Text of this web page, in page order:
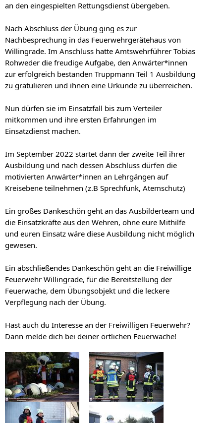
an den eingespielten Rettungsdienst übergeben.
Nach Abschluss der Übung ging es zur
Nachbesprechung in das Feuerwehrgerätehaus von
Willingrade. Im Anschluss hatte Amtswehrführer Tobias
Rohweder die freudige Aufgabe, den Anwärter*innen
zur erfolgreich bestanden Truppmann Teil 1 Ausbildung
zu gratulieren und ihnen eine Urkunde zu überreichen.
Nun dürfen sie im Einsatzfall bis zum Verteiler
mitkommen und ihre ersten Erfahrungen im
Einsatzdienst machen.
Im September 2022 startet dann der zweite Teil ihrer
Ausbildung und nach dessen Abschluss dürfen die
motivierten Anwärter*innen an Lehrgängen auf
Kreisebene teilnehmen (z.B Sprechfunk, Atemschutz)
Ein großes Dankeschön geht an das Ausbilderteam und
die Einsatzkräfte aus den Wehren, ohne eure Mithilfe
und euren Einsatz wäre diese Ausbildung nicht möglich
gewesen.
Ein abschließendes Dankeschön geht an die Freiwillige
Feuerwehr Willingrade, für die Bereitstellung der
Feuerwache, dem Übungsobjekt und die leckere
Verpflegung nach der Übung.
Hast auch du Interesse an der Freiwilligen Feuerwehr?
Dann melde dich bei deiner örtlichen Feuerwache!